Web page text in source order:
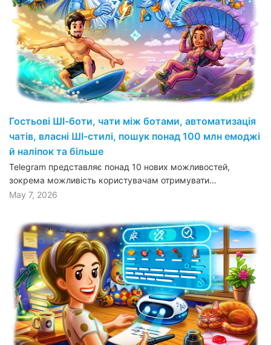
Гостьові ШІ-боти, чати між ботами, автоматизація
чатів, власні ШІ-стилі, пошук понад 100 млн емоджі
й наліпок та більше
Telegram представляє понад 10 нових можливостей,
зокрема можливість користувачам отримувати…
May 7, 2026